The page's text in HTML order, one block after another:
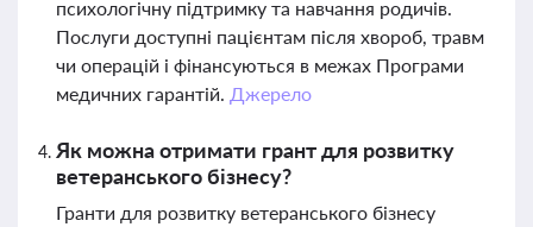
психологічну підтримку та навчання родичів.
Послуги доступні пацієнтам після хвороб, травм
чи операцій і фінансуються в межах Програми
медичних гарантій. Джерело
Як можна отримати грант для розвитку
ветеранського бізнесу?
Гранти для розвитку ветеранського бізнесу